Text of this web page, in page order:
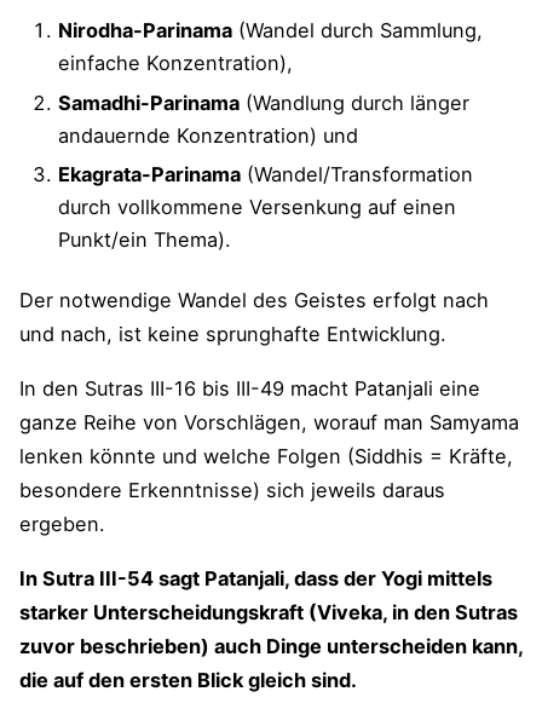
Gleichartigen, die ... unterschieden werden
können.“
Vyasa Houston: „... weil sie nicht durch
Kategorie, Potential und Position in ihrer
Barbara Miller: „Durch Unterscheidung begreift
man Unterschiede ... die zwei scheinbar
Swami Satchidananda: „... die sich in Art,
Merkmalsausprägung und Position ähnlich sind,
Swami Prabhavananda: „So ist man in der Lage,
zwischen zwei exakt ähnlichen Objekten zu
unterscheiden ...“
Swami Vivekananda: „Diejenigen, die nicht durch
können ...“
Wim van den Dungen (buddhistischer
Kommentar zum Yogasutra): „Daher das
Bewusstsein für den Unterschied zwischen
Nirodha-Parinama (Wandel durch Sammlung,
einfache Konzentration),
Samadhi-Parinama (Wandlung durch länger
andauernde Konzentration) und
Ekagrata-Parinama (Wandel/Transformation
durch vollkommene Versenkung auf einen
Punkt/ein Thema).
Der notwendige Wandel des Geistes erfolgt nach
und nach, ist keine sprunghafte Entwicklung.
In den Sutras III-16 bis III-49 macht Patanjali eine
ganze Reihe von Vorschlägen, worauf man Samyama
lenken könnte und welche Folgen (Siddhis = Kräfte,
besondere Erkenntnisse) sich jeweils daraus
ergeben.
In Sutra III-54 sagt Patanjali, dass der Yogi mittels
starker Unterscheidungskraft (Viveka, in den Sutras
zuvor beschrieben) auch Dinge unterscheiden kann,
die auf den ersten Blick gleich sind.